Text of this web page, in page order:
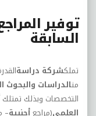
توفير
السابقة
تملكشركة دراسة
منالدراسات والبحوث
التخصصات وبذلك تمتلك
العلمي(مراجعأجنبية–